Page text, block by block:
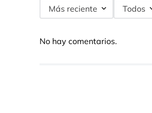
Más reciente Todos
No hay comentarios.